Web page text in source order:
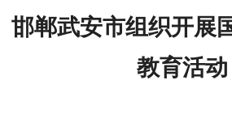
邯郸武安市组织开展
教育活动